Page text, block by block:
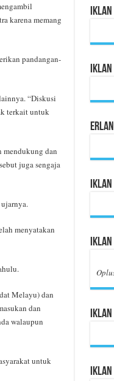
karena memang
pandangan-
“Diskusi
terkait untuk
dan
juga sengaja
menyatakan
Melayu) dan
dan
walaupun
untuk
Iklan
Iklan
Iklan
Iklan
Iklan
Iklan